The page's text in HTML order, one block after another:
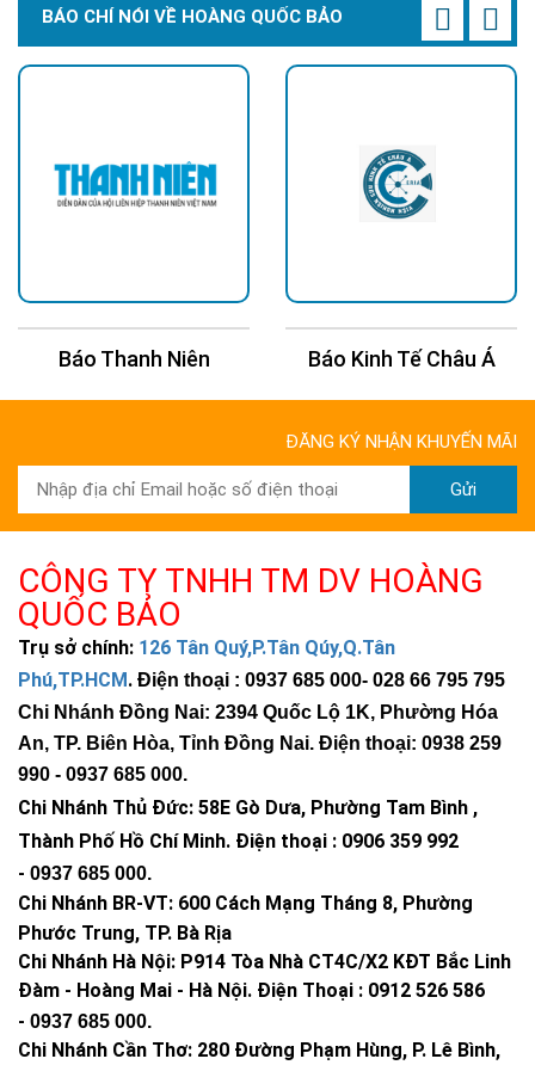
BÁO CHÍ NÓI VỀ HOÀNG QUỐC BẢO
Báo Thanh Niên Báo Kinh Tế Châu Á
ĐĂNG KÝ NHẬN KHUYẾN MÃI
Gửi
CÔNG TY TNHH TM DV HOÀNG
QUỐC BẢO
Trụ sở chính: 126 Tân Quý,P.Tân Qúy,Q.Tân
Phú,TP.HCM. Điện thoại : 0937 685 000- 028 66 795 795
Chi Nhánh Đồng Nai: 2394 Quốc Lộ 1K, Phường Hóa
An, TP. Biên Hòa, Tỉnh Đồng Nai. Điện thoại: 0938 259
990 - 0937 685 000.
Chi Nhánh Thủ Đức: 58E Gò Dưa, Phường Tam Bình ,
Thành Phố Hồ Chí Minh. Điện thoại : 0906 359 992
- 0937 685 000.
Chi Nhánh BR-VT: 600 Cách Mạng Tháng 8, Phường
Phước Trung, TP. Bà Rịa
Chi Nhánh Hà Nội: P914 Tòa Nhà CT4C/X2 KĐT Bắc Linh
Đàm - Hoàng Mai - Hà Nội. Điện Thoại : 0912 526 586
- 0937 685 000.
Chi Nhánh Cần Thơ: 280 Đường Phạm Hùng, P. Lê Bình,